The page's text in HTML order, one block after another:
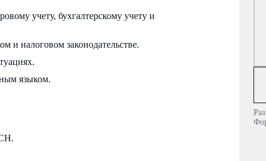
учету, бухгалтерскому учету и
и налоговом законодательстве.
языком.